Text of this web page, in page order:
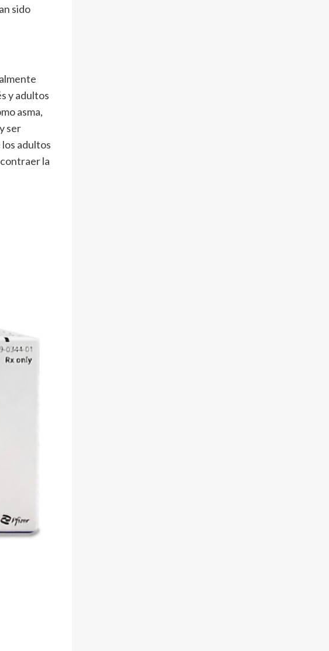
sido
y adultos
asma,
ser
los adultos
la